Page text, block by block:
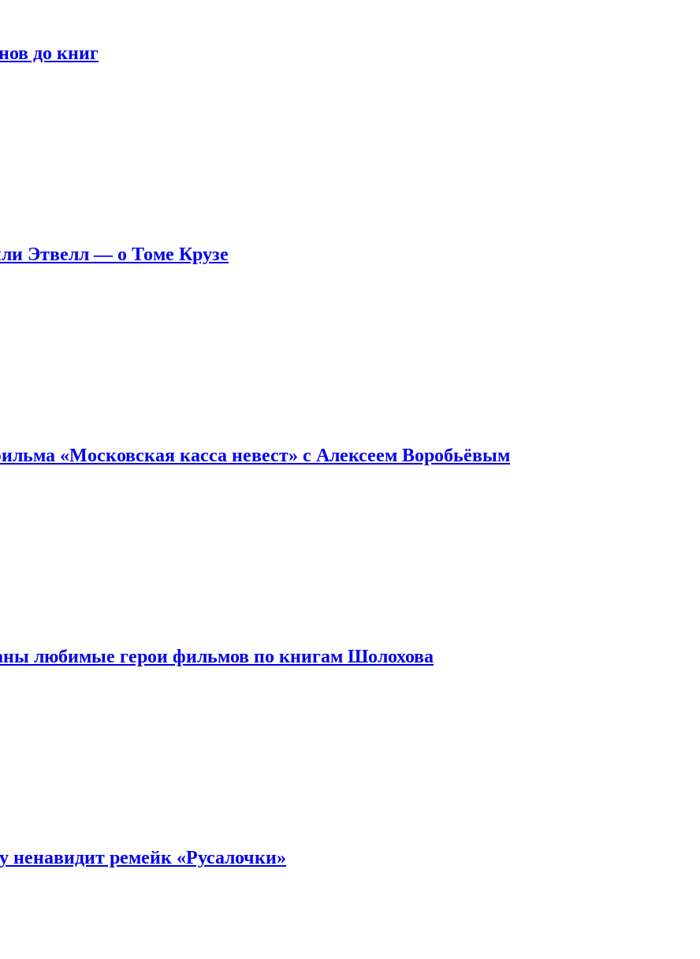
до книг
Этвелл — о Томе Крузе
«Московская касса невест» с Алексеем Воробьёвым
любимые герои фильмов по книгам Шолохова
ненавидит ремейк «Русалочки»